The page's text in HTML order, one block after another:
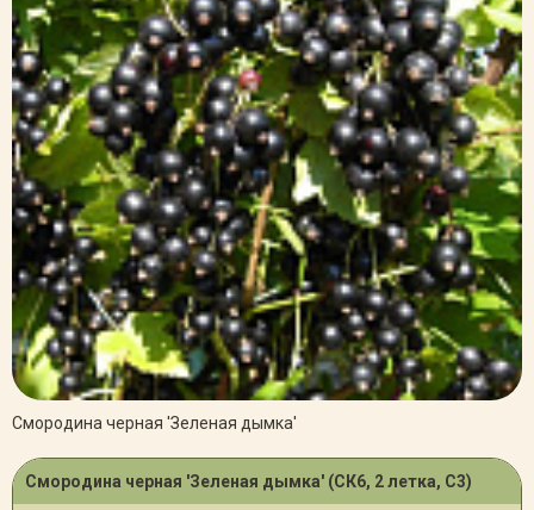
Смородина черная 'Зеленая дымка'
Смородина черная 'Зеленая дымка' (СК6, 2 летка, С3)